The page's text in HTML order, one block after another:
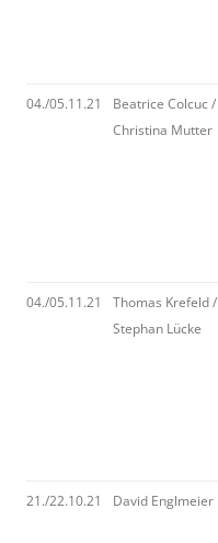
04./05.11.21
Beatrice Colcuc /
Christina Mutter
04./05.11.21
Thomas Krefeld /
Stephan Lücke
21./22.10.21 David Englmeier